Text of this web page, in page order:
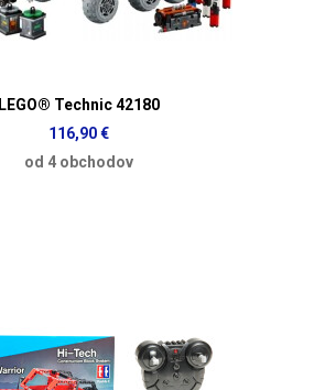
LEGO® Technic 42180
116,90 €
od 4 obchodov